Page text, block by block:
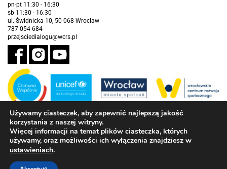
pn-pt 11:30 - 16:30
sb 11:30 - 16:30
ul. Świdnicka 10, 50-068 Wrocław
787 054 684
przejsciedialogu@wcrs.pl
Zadanie realizowane ze środków Gminy Wrocław w partnerstwie z
Funduszem Narodów Zjednoczonych na Rzecz Dzieci (UNICEF)
Deklaracja dostępności
Używamy ciasteczek, aby zapewnić najlepszą jakość
korzystania z naszej witryny.
Więcej informacji na temat plików ciasteczka, których
używamy, oraz możliwości ich wyłączenia znajdziesz w
ustawieniach.